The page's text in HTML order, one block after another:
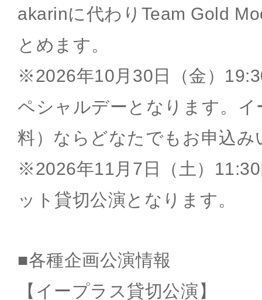
akarinに代わりTeam Gold
とめます。
※2026年10月30日（金）
ペシャルデーとなります。
料）ならどなたでもお申込み
※2026年11月7日（土）
ット貸切公演となります。
■各種企画公演情報
【イープラス貸切公演】